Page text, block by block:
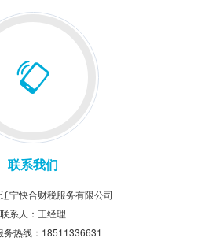
，延续优化多项税费优惠政策，执行期至
合现行有效政策，为企业梳理核心内容、适
，帮助企业合规享受政策红利。
料整理 + 流程跟进 + 一站式服务
变更、延续、年审。熟悉办理标准，全程透
业信息安全，助力经营无忧。
联系我们
宁快合财税服务有限公司
联系人：王经理
务热线：18511336631